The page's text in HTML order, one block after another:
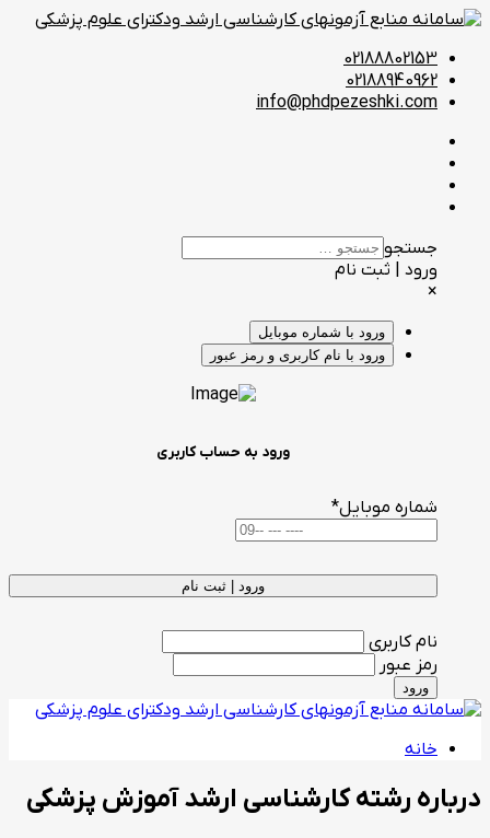
02188802153
02188940962
info@phdpezeshki.com
جستجو
ورود | ثبت نام
×
ورود با شماره موبایل
ورود با نام کاربری و رمز عبور
ورود به حساب کاربری
شماره موبایل*
ورود | ثبت نام
نام کاربری
رمز عبور
ورود
خانه
درباره رشته کارشناسی ارشد آموزش پزشکی